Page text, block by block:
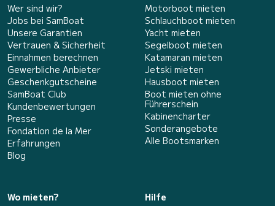
Wer sind wir?
Jobs bei SamBoat
Unsere Garantien
Vertrauen & Sicherheit
Einnahmen berechnen
Gewerbliche Anbieter
Geschenkgutscheine
SamBoat Club
Kundenbewertungen
Presse
Fondation de la Mer
Erfahrungen
Blog
Motorboot mieten
Schlauchboot mieten
Yacht mieten
Segelboot mieten
Katamaran mieten
Jetski mieten
Hausboot mieten
Boot mieten ohne
Führerschein
Kabinencharter
Sonderangebote
Alle Bootsmarken
Wo mieten?
Hilfe